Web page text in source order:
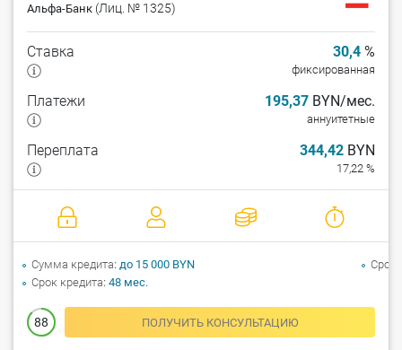
Альфа-Банк (Лиц. № 1325)
Ставка 30,4 %
фиксированная
Платежи 195,37 BYN/мес.
аннуитетные
Переплата 344,42 BYN
17,22 %
88 ПОЛУЧИТЬ КОНСУЛЬТАЦИЮ
Сумма кредита до 15 000 BYN
Срок кредита 48 мес.
Срок